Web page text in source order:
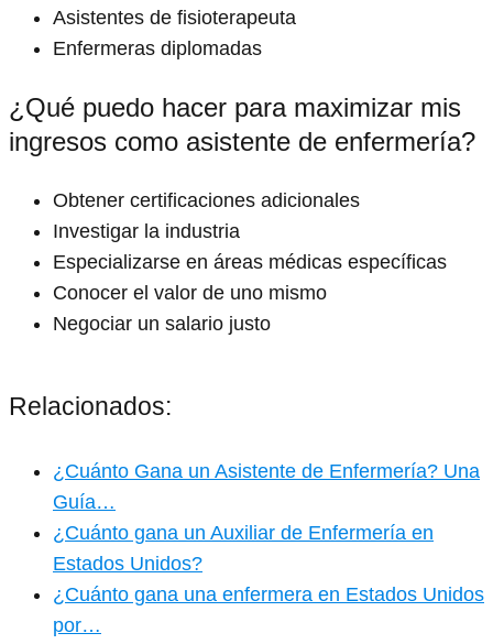
Asistentes de fisioterapeuta
Enfermeras diplomadas
¿Qué puedo hacer para maximizar mis
ingresos como asistente de enfermería?
Obtener certificaciones adicionales
Investigar la industria
Especializarse en áreas médicas específicas
Conocer el valor de uno mismo
Negociar un salario justo
Relacionados:
¿Cuánto Gana un Asistente de Enfermería? Una
Guía…
¿Cuánto gana un Auxiliar de Enfermería en
Estados Unidos?
¿Cuánto gana una enfermera en Estados Unidos
por…